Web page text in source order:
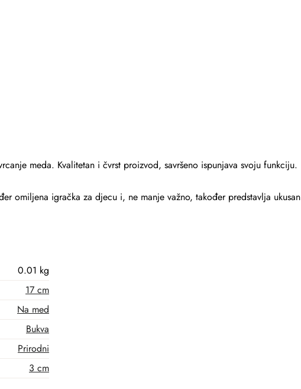
meda. Kvalitetan i čvrst proizvod, savršeno ispunjava svoju funkciju.
omiljena igračka za djecu i, ne manje važno, također predstavlja ukusan
0.01 kg
17 cm
Na med
Bukva
Prirodni
3 cm